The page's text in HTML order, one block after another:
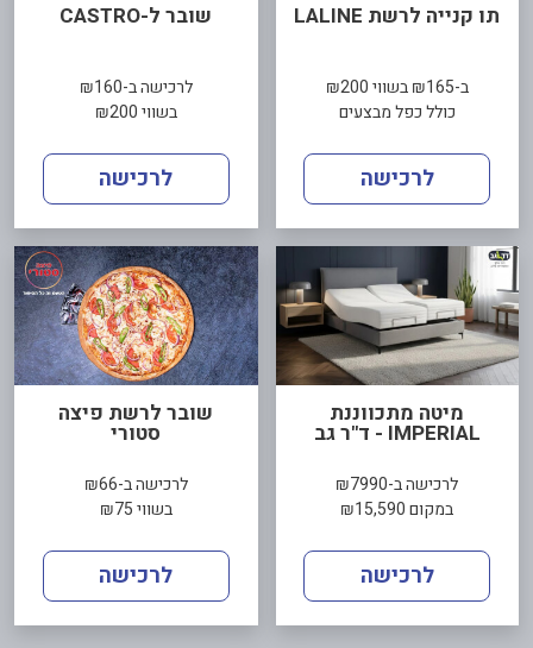
תו קנייה לרשת LALINE
ב-₪165 בשווי ₪200
כולל כפל מבצעים
לרכישה
שובר ל-CASTRO
לרכישה ב-₪160
בשווי ₪200
לרכישה
מיטה מתכווננת
IMPERIAL - ד"ר גב
לרכישה ב-₪7990
במקום ₪15,590
לרכישה
שובר לרשת פיצה
סטורי
לרכישה ב-₪66
בשווי ₪75
לרכישה